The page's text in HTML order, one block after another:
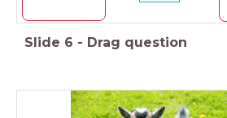
Slide 6 - Drag question